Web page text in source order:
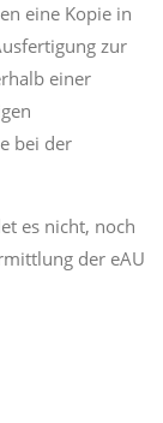
eine Kopie in
zur
einer
bei der
es nicht, noch
der eAU